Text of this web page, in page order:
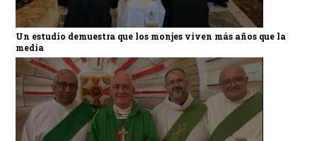
Un estudio demuestra que los monjes viven más años que la
media